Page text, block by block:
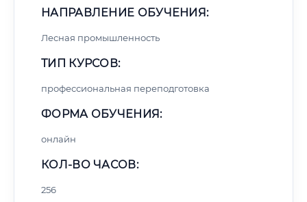
НАПРАВЛЕНИЕ ОБУЧЕНИЯ:
Лесная промышленность
ТИП КУРСОВ:
профессиональная переподготовка
ФОРМА ОБУЧЕНИЯ:
онлайн
КОЛ-ВО ЧАСОВ:
256